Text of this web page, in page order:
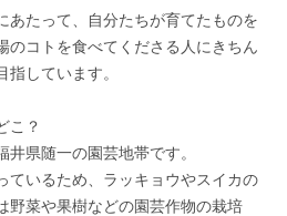
あたって、自分たちが育てたものを
のコトを食べてくださる人にきちん
しています。
こ？
県随一の園芸地帯です。
ているため、ラッキョウやスイカの
野菜や果樹などの園芸作物の栽培